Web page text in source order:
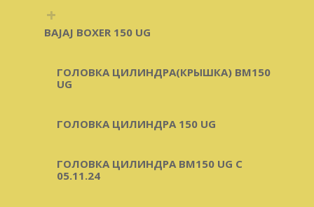
+
BAJAJ BOXER 150 UG
ГОЛОВКА ЦИЛИНДРА(КРЫШКА) BM150
UG
ГОЛОВКА ЦИЛИНДРА 150 UG
ГОЛОВКА ЦИЛИНДРА BM150 UG C
05.11.24